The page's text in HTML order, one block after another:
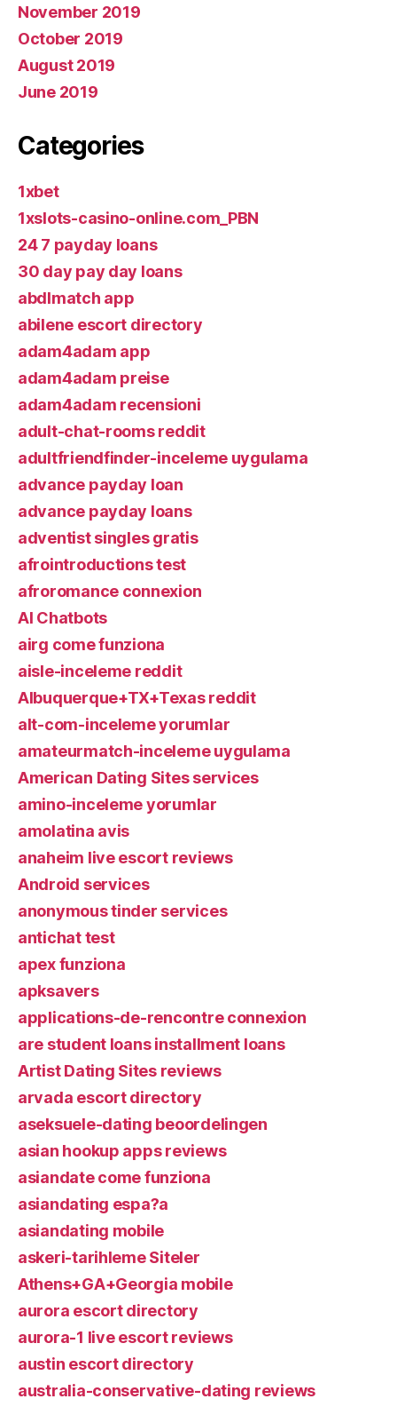
November 2019
October 2019
August 2019
June 2019
Categories
1xbet
1xslots-casino-online.com_PBN
24 7 payday loans
30 day pay day loans
abdlmatch app
abilene escort directory
adam4adam app
adam4adam preise
adam4adam recensioni
adult-chat-rooms reddit
adultfriendfinder-inceleme uygulama
advance payday loan
advance payday loans
adventist singles gratis
afrointroductions test
afroromance connexion
AI Chatbots
airg come funziona
aisle-inceleme reddit
Albuquerque+TX+Texas reddit
alt-com-inceleme yorumlar
amateurmatch-inceleme uygulama
American Dating Sites services
amino-inceleme yorumlar
amolatina avis
anaheim live escort reviews
Android services
anonymous tinder services
antichat test
apex funziona
apksavers
applications-de-rencontre connexion
are student loans installment loans
Artist Dating Sites reviews
arvada escort directory
aseksuele-dating beoordelingen
asian hookup apps reviews
asiandate come funziona
asiandating espa?a
asiandating mobile
askeri-tarihleme Siteler
Athens+GA+Georgia mobile
aurora escort directory
aurora-1 live escort reviews
austin escort directory
australia-conservative-dating reviews